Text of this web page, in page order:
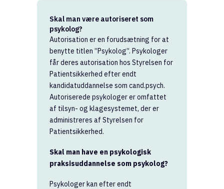
Skal man være autoriseret som
psykolog?
Autorisation er en forudsætning for at
benytte titlen ”Psykolog”. Psykologer
får deres autorisation hos Styrelsen for
Patientsikkerhed efter endt
kandidatuddannelse som cand.psych.
Autoriserede psykologer er omfattet
af tilsyn- og klagesystemet, der er
administreres af Styrelsen for
Patientsikkerhed.
Skal man have en psykologisk
praksisuddannelse som psykolog?
Psykologer kan efter endt